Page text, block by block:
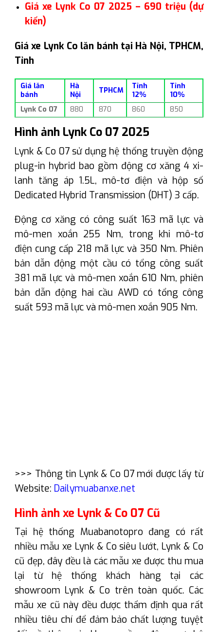
Giá xe Lynk Co 07 2025 – 690 triệu (dự
kiến)
Giá xe Lynk Co lăn bánh tại Hà Nội, TPHCM,
Tỉnh
Giá lăn
bánh
Hà
Nội
TPHCM
Tỉnh
12%
Tỉnh
10%
Lynk Co 07
880 870 860 850
Hình ảnh Lynk Co 07 2025
Lynk & Co 07 sử dụng hệ thống truyền động
plug-in hybrid bao gồm động cơ xăng 4 xi-
lanh tăng áp 1.5L, mô-tơ điện và hộp số
Dedicated Hybrid Transmission (DHT) 3 cấp.
Động cơ xăng có công suất 163 mã lực và
mô-men xoắn 255 Nm, trong khi mô-tơ
điện cung cấp 218 mã lực và 350 Nm. Phiên
bản dẫn động một cầu có tổng công suất
381 mã lực và mô-men xoắn 610 Nm, phiên
bản dẫn động hai cầu AWD có tổng công
suất 593 mã lực và mô-men xoắn 905 Nm.
>>> Thông tin Lynk & Co 07 mới được lấy từ
Website: Dailymuabanxe.net
Hình ảnh xe Lynk & Co 07 Cũ
Tại hệ thống Muabanotopro đang có rất
nhiều mẫu xe Lynk & Co siêu lướt, Lynk & Co
cũ đẹp, đây đều là các mẫu xe được thu mua
lại từ hệ thống khách hàng tại các
showroom Lynk & Co trên toàn quốc. Các
mẫu xe cũ này đều được thẩm định qua rất
nhiều tiêu chí để đảm bảo chất lượng tuyệt